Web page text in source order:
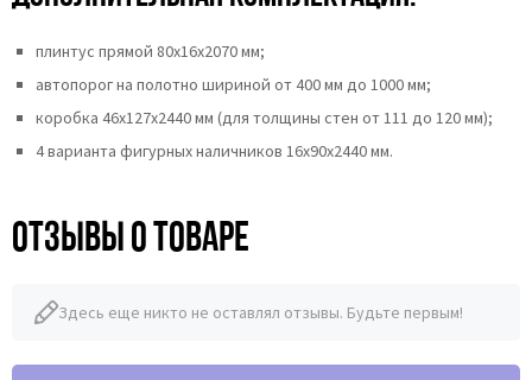
плинтус прямой 80х16х2070 мм;
автопорог на полотно шириной от 400 мм до 1000 мм;
коробка 46x127x2440 мм (для толщины стен от 111 до 120 мм);
4 варианта фигурных наличников 16x90x2440 мм.
Отзывы о товаре
Здесь еще никто не оставлял отзывы. Будьте первым!